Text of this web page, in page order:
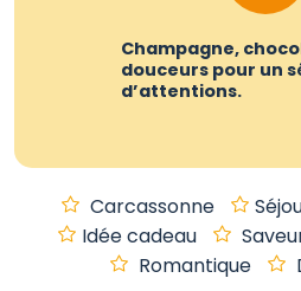
Champagne,
douceurs pour un
d’attentions.
Carcassonne
Idée cadeau
Romantique